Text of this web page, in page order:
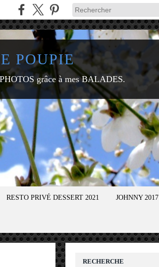
POUPIE
grâce à mes BALADES.
RESTO PRIVÉ DESSERT 2021 JOHNNY 2017
RECHERCHE